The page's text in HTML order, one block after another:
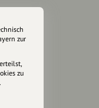
zur
zu